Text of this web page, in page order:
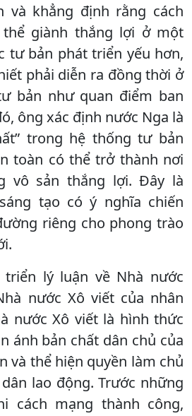
và khẳng định rằng cách
giành thắng lợi ở một
tư bản phát triển yếu hơn,
phải diễn ra đồng thời ở
bản như quan điểm ban
ông xác định nước Nga là
trong hệ thống tư bản
toàn có thể trở thành nơi
vô sản thắng lợi. Đây là
tạo có ý nghĩa chiến
riêng cho phong trào
triển lý luận về Nhà nước
nước Xô viết của nhân
nước Xô viết là hình thức
ánh bản chất dân chủ của
và thể hiện quyền làm chủ
lao động. Trước những
cách mạng thành công,